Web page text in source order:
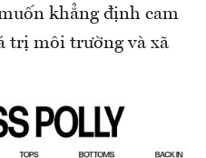
khẳng định cam
trị môi trường và xã